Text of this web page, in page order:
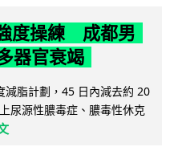
度操練 成都男
器官衰竭
減脂計劃，45 日內減去約 20
尿源性膿毒症、膿毒性休克